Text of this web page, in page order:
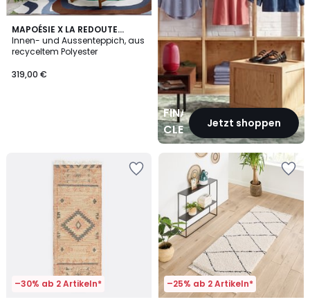
MAPOÉSIE X LA REDOUTE
INTÉRIEURS
Innen- und Aussenteppich, aus
recyceltem Polyester
319,00 €
FINAL
CLEARANCEJetzt shoppen
–30% ab 2 Artikeln* –25% ab 2 Artikeln*